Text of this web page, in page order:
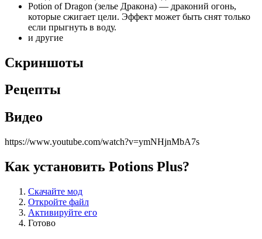
Potion of Dragon (зелье Дракона) — драконий огонь,
которые сжигает цели. Эффект может быть снят только
если прыгнуть в воду.
и другие
Скриншоты
Рецепты
Видео
https://www.youtube.com/watch?v=ymNHjnMbA7s
Как установить Potions Plus?
Скачайте мод
Откройте файл
Активируйте его
Готово